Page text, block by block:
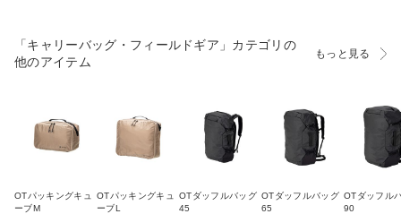
「キャリーバッグ・フィールドギア」カテゴリの
他のアイテム
もっと見る
OTパッキングキュ
ーブM
OTパッキングキュ
ーブL
OTダッフルバッグ
45
OTダッフルバッグ
65
OTダッフル
90